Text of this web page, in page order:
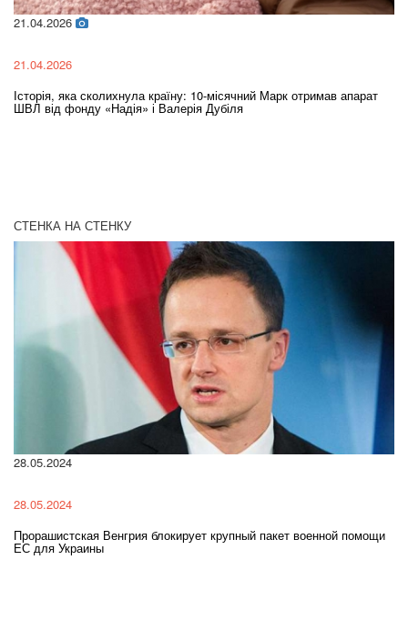
21.04.2026
21.04.2026
Історія, яка сколихнула країну: 10-місячний Марк отримав апарат
ШВЛ від фонду «Надія» і Валерія Дубіля
СТЕНКА НА СТЕНКУ
28.05.2024
28.05.2024
Прорашистская Венгрия блокирует крупный пакет военной помощи
ЕС для Украины